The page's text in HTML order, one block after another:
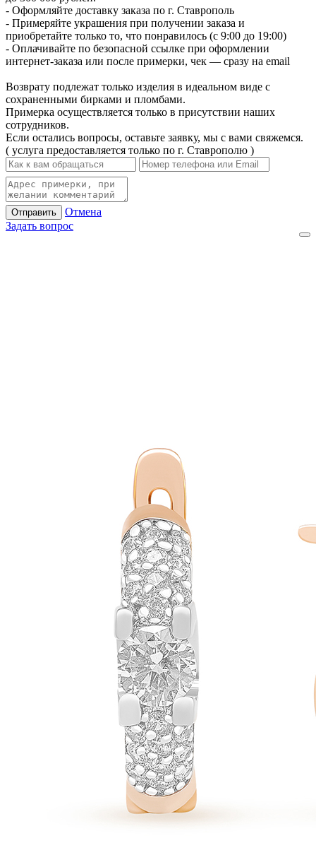
- Оформляйте доставку заказа по г. Ставрополь
- Примеряйте украшения при получении заказа и
приобретайте только то, что понравилось (с 9:00 до 19:00)
- Оплачивайте по безопасной ссылке при оформлении
интернет-заказа или после примерки, чек — сразу на email
Возврату подлежат только изделия в идеальном виде с
сохраненными бирками и пломбами.
Примерка осуществляется только в присутствии наших
сотрудников.
Если остались вопросы, оставьте заявку, мы с вами свяжемся.
( услуга предоставляется только по г. Ставрополю )
Отправить
Отмена
Задать вопрос